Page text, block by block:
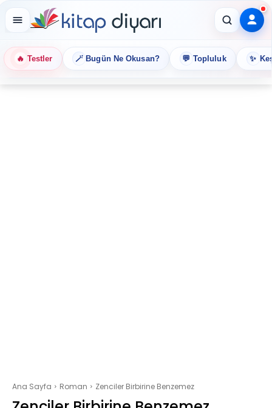
🔥 Testler 🪄 Bugün Ne Okusan? 💬 Topluluk ✨
Ana Sayfa Roman Zenciler Birbirine Benzemez